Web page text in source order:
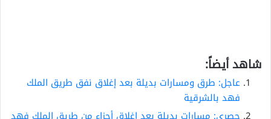
شاهد أيضاً:
عاجل: طرق ومسارات بديلة بعد إغلاق نفق طريق الملك
فهد بالشرقية